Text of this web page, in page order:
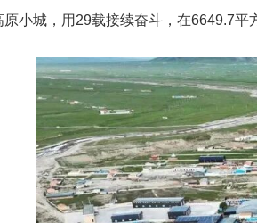
小城，用29载接续奋斗，在6649.7